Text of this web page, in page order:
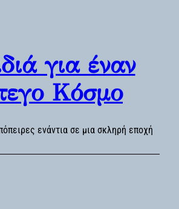
για έναν
Κόσμο
ενάντια σε μια σκληρή εποχή